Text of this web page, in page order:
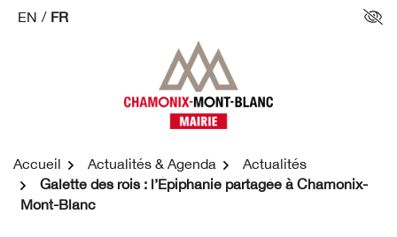
AllerEN / FR
Accueil Actualités & Agenda
Actualités
Galette des rois : l’Épiphanie partagée à Chamonix-
Mont-Blanc